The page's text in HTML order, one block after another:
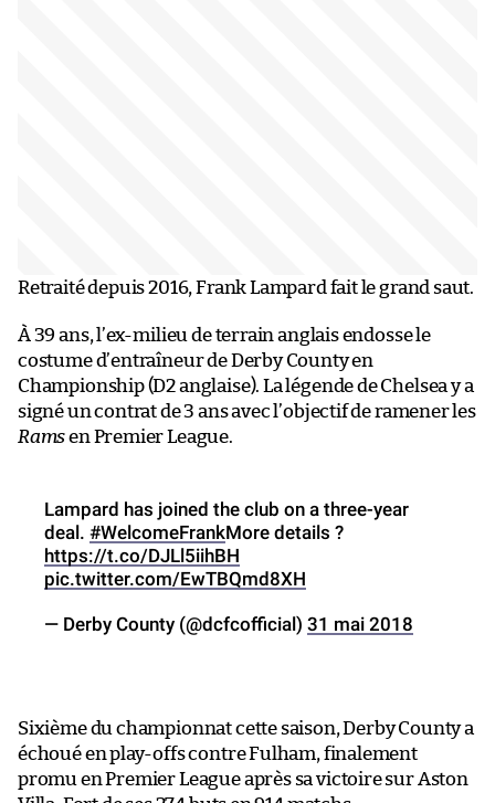
Retraité depuis 2016, Frank Lampard fait le grand saut.
À 39 ans, l’ex-milieu de terrain anglais endosse le
costume d’entraîneur de Derby County en
Championship (D2 anglaise). La légende de Chelsea y a
signé un contrat de 3 ans avec l’objectif de ramener les
Ramsen Premier League.
Lampard has joined the club on a three-year
deal. #WelcomeFrankMore details ?
https://t.co/DJLl5iihBH
pic.twitter.com/EwTBQmd8XH
— Derby County (@dcfcofficial) 31 mai 2018
Sixième du championnat cette saison, Derby County a
échoué en play-offs contre Fulham, finalement
promu en Premier League après sa victoire sur Aston